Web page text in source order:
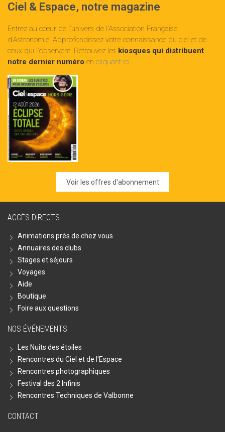
Ciel & Espace, notre magazine
Entrez au cœur de l'univers de l'Association Française
d'Astronomie. Approfondissez votre connaissance du ciel et de
ceux qui l'observent. Retrouvez les kiosques qui distribuent
notre dernier numéro en cliquant ici
Voir les offres d'abonnement
ACCÈS DIRECTS
Animations près de chez vous
Annuaires des clubs
Stages et séjours
Voyages
Aide
Boutique
Foire aux questions
NOS ÉVÉNEMENTS
Les Nuits des étoiles
Rencontres du Ciel et de l'Espace
Rencontres photographiques
Festival des 2 Infinis
Rencontres Techniques de Valbonne
CONTACT